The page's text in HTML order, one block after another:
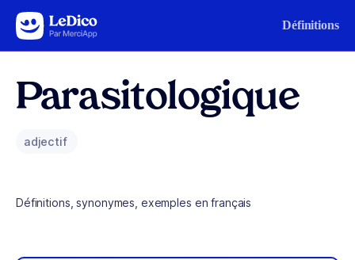
Aller au contenu Définitions
Parasitologique
adjectif
Définitions, synonymes, exemples en français